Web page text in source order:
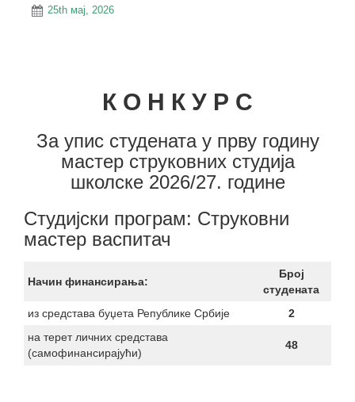
25th мај, 2026
К О Н К У Р С
За упис студената у прву годину
мастер струковних студија
школске 2026/27. године
Студијски програм: Струковни
мастер васпитач
Начин финансирања:
Број
студената
из средстава буџета Републике Србије
2
на терет личних средстава
(самофинансирајући)
48